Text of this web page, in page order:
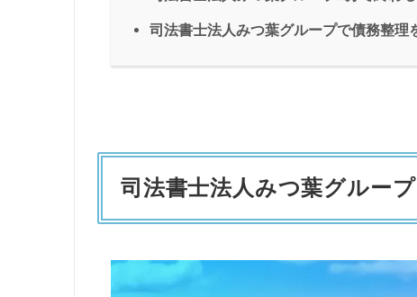
司法書士法人みつ葉グループで債務整理
司法書士法人みつ葉グルー